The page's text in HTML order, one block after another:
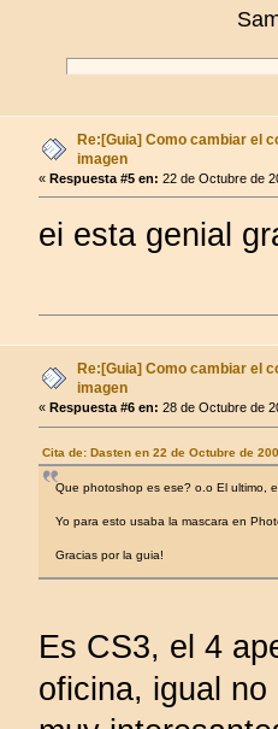
Re:[Guia] Como cambiar el
imagen
«Respuesta #5 en: 22 de Octubre de
ei esta genial
Re:[Guia] Como cambiar el
imagen
« Respuesta #6 en: 28 de Octubre de
Cita de: Dasten en 22 de Octubre de
Que photoshop es ese? o.o El ultimo,
Yo para esto usaba la mascara en
Gracias por la guia!
Es CS3, el 4
oficina, igual